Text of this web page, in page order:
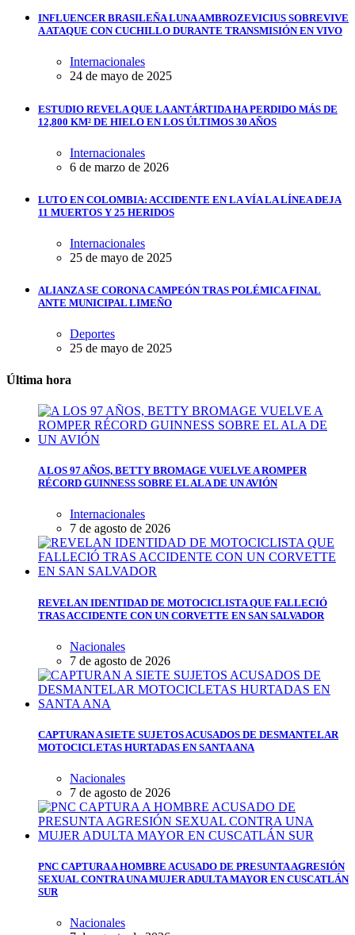
INFLUENCER BRASILEÑA LUNA AMBROZEVICIUS SOBREVIVE
A ATAQUE CON CUCHILLO DURANTE TRANSMISIÓN EN VIVO
Internacionales
24 de mayo de 2025
ESTUDIO REVELA QUE LA ANTÁRTIDA HA PERDIDO MÁS DE
12,800 KM² DE HIELO EN LOS ÚLTIMOS 30 AÑOS
Internacionales
6 de marzo de 2026
LUTO EN COLOMBIA: ACCIDENTE EN LA VÍA LA LÍNEA DEJA
11 MUERTOS Y 25 HERIDOS
Internacionales
25 de mayo de 2025
ALIANZA SE CORONA CAMPEÓN TRAS POLÉMICA FINAL
ANTE MUNICIPAL LIMEÑO
Deportes
25 de mayo de 2025
Última hora
A LOS 97 AÑOS, BETTY BROMAGE VUELVE A ROMPER
RÉCORD GUINNESS SOBRE EL ALA DE UN AVIÓN
Internacionales
7 de agosto de 2026
REVELAN IDENTIDAD DE MOTOCICLISTA QUE FALLECIÓ
TRAS ACCIDENTE CON UN CORVETTE EN SAN SALVADOR
Nacionales
7 de agosto de 2026
CAPTURAN A SIETE SUJETOS ACUSADOS DE DESMANTELAR
MOTOCICLETAS HURTADAS EN SANTA ANA
Nacionales
7 de agosto de 2026
PNC CAPTURA A HOMBRE ACUSADO DE PRESUNTA AGRESIÓN
SEXUAL CONTRA UNA MUJER ADULTA MAYOR EN CUSCATLÁN
SUR
Nacionales